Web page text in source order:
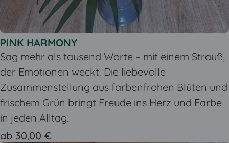
PINK HARMONY
Sag mehr als tausend Worte – mit einem Strauß,
der Emotionen weckt. Die liebevolle
Zusammenstellung aus farbenfrohen Blüten und
frischem Grün bringt Freude ins Herz und Farbe
in jeden Alltag.
ab 30,00 €